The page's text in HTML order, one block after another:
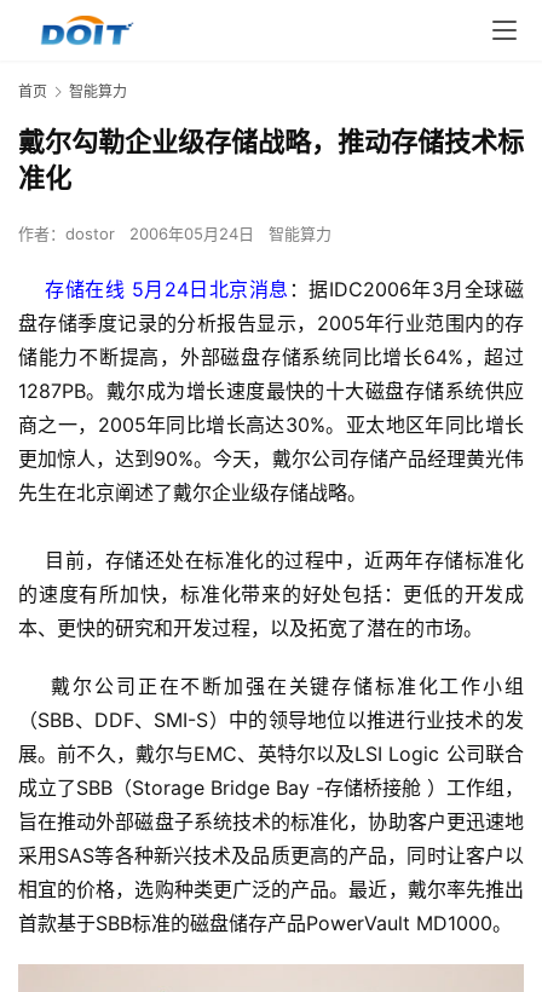
首页 智能算力
戴尔勾勒企业级存储战略，推动存储技术标
准化
作者： dostor 2006年05月24日 智能算力
存储在线 5月24日北京消息 ：据IDC2006年3月全球磁
盘存储季度记录的分析报告显示，2005年行业范围内的存
储能力不断提高，外部磁盘存储系统同比增长64%，超过
1287PB。戴尔成为增长速度最快的十大磁盘存储系统供应
商之一，2005年同比增长高达30%。亚太地区年同比增长
更加惊人，达到90%。今天，戴尔公司存储产品经理黄光伟
先生在北京阐述了戴尔企业级存储战略。
目前，存储还处在标准化的过程中，近两年存储标准化
的速度有所加快，标准化带来的好处包括：更低的开发成
本、更快的研究和开发过程，以及拓宽了潜在的市场。
戴尔公司正在不断加强在关键存储标准化工作小组
（SBB、DDF、SMI-S）中的领导地位以推进行业技术的发
展。前不久，戴尔与EMC、英特尔以及LSI Logic 公司联合
成立了SBB（Storage Bridge Bay -存储桥接舱 ）工作组，
旨在推动外部磁盘子系统技术的标准化，协助客户更迅速地
采用SAS等各种新兴技术及品质更高的产品，同时让客户以
相宜的价格，选购种类更广泛的产品。最近，戴尔率先推出
首款基于SBB标准的磁盘储存产品PowerVault MD1000。